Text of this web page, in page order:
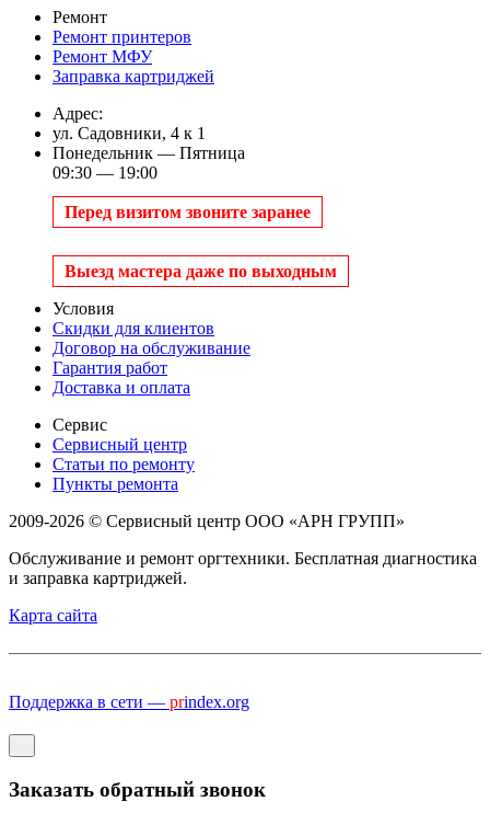
Ремонт
Ремонт принтеров
Ремонт МФУ
Заправка картриджей
Адрес:
ул. Садовники, 4 к 1
Понедельник — Пятница
09:30 — 19:00
Перед визитом звоните заранее
Выезд мастера даже по выходным
Условия
Скидки для клиентов
Договор на обслуживание
Гарантия работ
Доставка и оплата
Сервис
Сервисный центр
Статьи по ремонту
Пункты ремонта
2009-2026 © Сервисный центр ООО «АРН ГРУПП»
Обслуживание и ремонт оргтехники. Бесплатная диагностика
и заправка картриджей.
Карта сайта
Поддержка в сети — prindex.org
Заказать обратный звонок